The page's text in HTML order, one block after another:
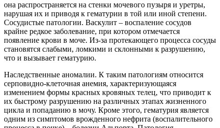
она распространяется на стенки мочевого пузыря и уретры,
нарушая их и приводя к гематурии в той или иной степени.
Сосудистые патологии. Васкулит – воспаление сосудов
крайне редкое заболевание, при котором отмечается
появление крови в моче. Из-за протекающего процесса сосуды
становятся слабыми, ломкими и склонными к разрушению,
что и вызывает гематурию.
Наследственные аномалии. К таким патологиям относится
серповидно-клеточная анемия, характеризующаяся
изменением формы красных кровяных телец, что приводит к
их быстрому разрушению на различных этапах жизненного
цикла и попаданию в мочу. Кроме этого, гематурия является
одним из симптомов врожденного нефрита (воспалительного